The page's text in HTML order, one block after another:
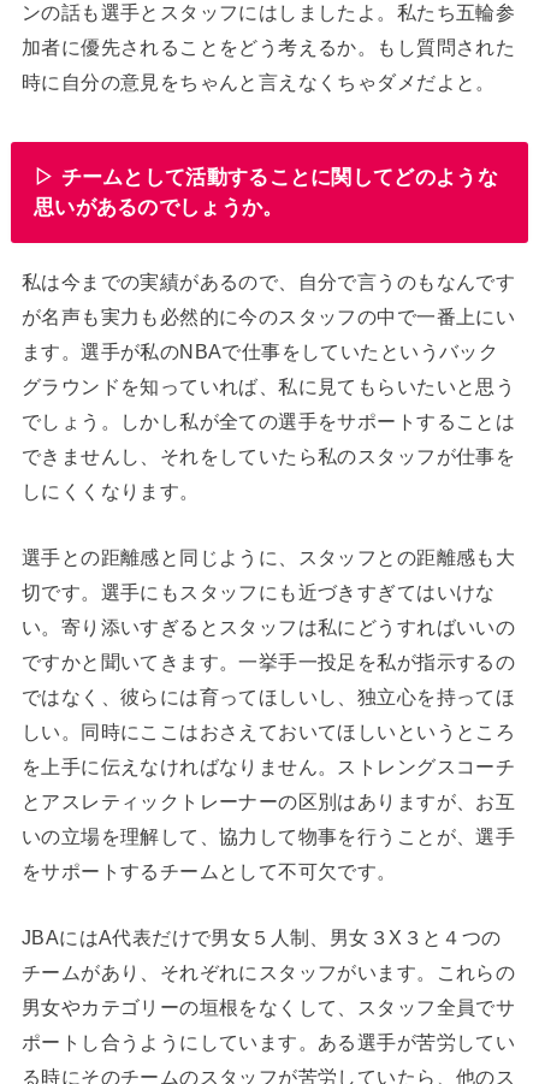
ンの話も選手とスタッフにはしましたよ。私たち五輪参
加者に優先されることをどう考えるか。もし質問された
時に自分の意見をちゃんと言えなくちゃダメだよと。
▷ チームとして活動することに関してどのような
思いがあるのでしょうか。
私は今までの実績があるので、自分で言うのもなんです
が名声も実力も必然的に今のスタッフの中で一番上にい
ます。選手が私のNBAで仕事をしていたというバック
グラウンドを知っていれば、私に見てもらいたいと思う
でしょう。しかし私が全ての選手をサポートすることは
できませんし、それをしていたら私のスタッフが仕事を
しにくくなります。
選手との距離感と同じように、スタッフとの距離感も大
切です。選手にもスタッフにも近づきすぎてはいけな
い。寄り添いすぎるとスタッフは私にどうすればいいの
ですかと聞いてきます。一挙手一投足を私が指示するの
ではなく、彼らには育ってほしいし、独立心を持ってほ
しい。同時にここはおさえておいてほしいというところ
を上手に伝えなければなりません。ストレングスコーチ
とアスレティックトレーナーの区別はありますが、お互
いの立場を理解して、協力して物事を行うことが、選手
をサポートするチームとして不可欠です。
JBAにはA代表だけで男女５人制、男女３X３と４つの
チームがあり、それぞれにスタッフがいます。これらの
男女やカテゴリーの垣根をなくして、スタッフ全員でサ
ポートし合うようにしています。ある選手が苦労してい
る時にそのチームのスタッフが苦労していたら、他のス